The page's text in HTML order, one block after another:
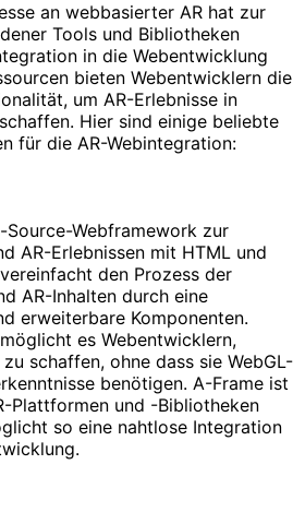
an webbasierter AR hat zur
Tools und Bibliotheken
in die Webentwicklung
bieten Webentwicklern die
um AR-Erlebnisse in
Hier sind einige beliebte
für die AR-Webintegration:
Source-Webframework zur
AR-Erlebnissen mit HTML und
den Prozess der
AR-Inhalten durch eine
erweiterbare Komponenten.
es Webentwicklern,
schaffen, ohne dass sie WebGL-
benötigen. A-Frame ist
Plattformen und -Bibliotheken
so eine nahtlose Integration